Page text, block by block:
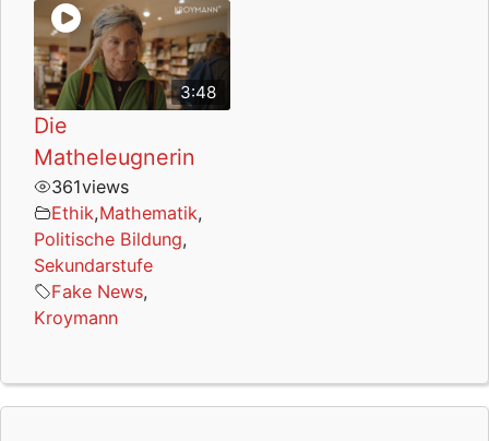
3:48
Die
Matheleugnerin
361views
Ethik,Mathematik,
Politische Bildung,
Sekundarstufe
Fake News,
Kroymann